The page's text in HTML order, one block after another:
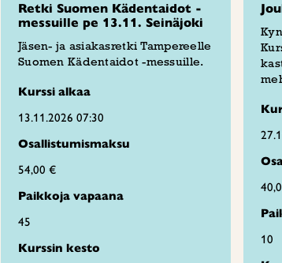
Retki Suomen Kädentaidot -
messuille pe 13.11. Seinäjoki
Jäsen- ja asiakasretki Tampereelle
Suomen Kädentaidot -messuille.
Kurssi alkaa
13.11.2026 07:30
Osallistumismaksu
54,00 €
Paikkoja vapaana
45
Kurssin kesto
10